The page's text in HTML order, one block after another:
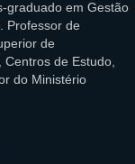
graduado em Gestão
Professor de
de
de Estudo,
do Ministério